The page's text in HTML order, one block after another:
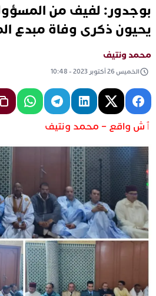
بوجدور: لفيف من
يحيون ذكرى وفاة مبدع
محمد ونتيف
الخميس 26 أكتوبر 2023 - 10:48
ٱش واقع – محمد ونتيف